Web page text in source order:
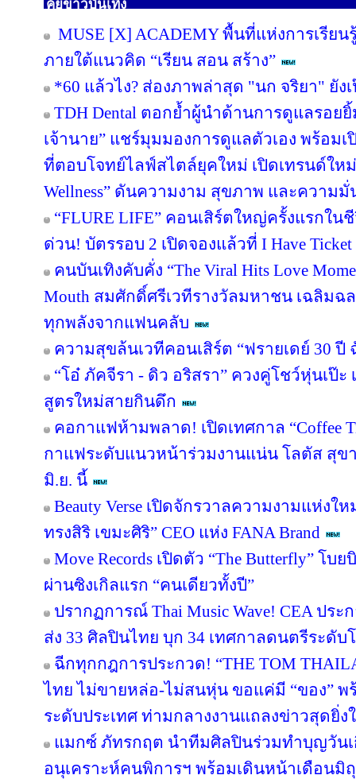
คุ้ยข่าวบันเทิง
MUSE [X] ACADEMY พื้นที่แห่งการเรีย
ภายใต้แนวคิด “เรียน สอน สร้าง”
*60 แล้วไง? ส่องภาพล่าสุด "นก จริยา" ยัง
TDH Dental ตอกย้ำผู้นำด้านการดูแลรอย
เจ้านาย” แชร์มุมมองการดูแลตัวเอง พร้อ
ที่ตอบโจทย์ไลฟ์สไตล์ยุคใหม่ เปิดเทรนด์ใหม่
Wellness” ดันความงาม สุขภาพ และความ
“FLURE LIFE” คอนเสิร์ตใหญ่ครั้งแรกใ
ด่วน! บัตรรอบ 2 เปิดจองแล้วที่ I Have Ticket
คนบันเทิงคับคั่ง “The Viral Hits Love
Mouth สมศักดิ์ศรีเวทีรางวัลมหาชน เฉลิม
ทุกพลังจากแฟนคลับ
ความสุขล้นเวทีคอนเสิร์ต “ฟรายเดย์ 30
“โอ๋ ภัคจีรา - ดิว อริสรา” ควงคู่โชว์หุ่นเป๊ะ
สูตรใหม่สายกินดึก
คอกาแฟห้ามพลาด! เปิดเทศกาล “Coffee
กาแฟระดับแนวหน้าร่วมงานแน่น โลตัส สุข
มิ.ย. นี้
Beauty Verse เปิดจักรวาลความงามแห่ง
ทรงสิริ เขมะศิริ” CEO แห่ง FANA Brand
Move Records เปิดตัว “The Butterfly” โ
ผ่านซิงเกิลแรก “คนเดียวทั้งปี”
ปรากฏการณ์ Thai Music Wave! CEA ประก
ส่ง 33 ศิลปินไทย บุก 34 เทศกาลดนตรีระดับ
ฉีกทุกกฎการประกวด! “THE TOM
ไทย ไม่ขายหล่อ-ไม่สนหุ่น ขอแค่มี “ของ”
ระดับประเทศ ท่ามกลางงานแถลงข่าวสุดยิ่ง
แมกซ์ ภัทรกฤต นำทีมศิลปินร่วมทำบุญวันเ
อนุเคราะห์คนพิการฯ พร้อมเดินหน้าเดือนมิ